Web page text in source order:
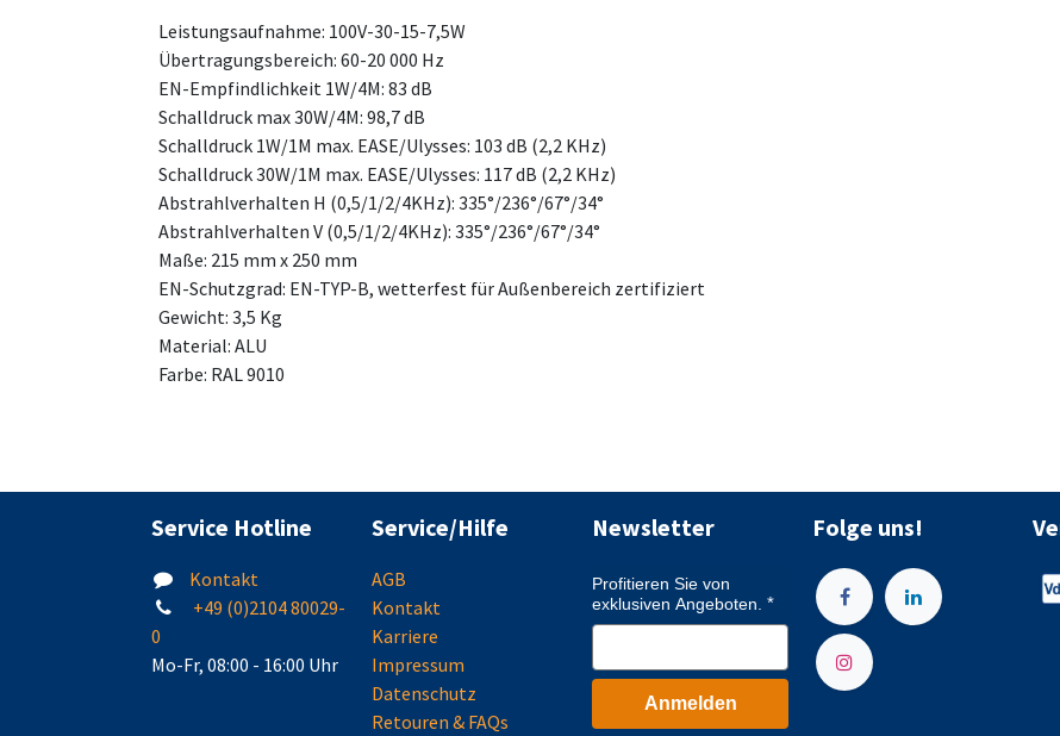
Leistungsaufnahme: 100V-30-15-7,5W
Übertragungsbereich: 60-20 000 Hz
EN-Empfindlichkeit 1W/4M: 83 dB
Schalldruck max 30W/4M: 98,7 dB
Schalldruck 1W/1M max. EASE/Ulysses: 103 dB (2,2 KHz)
Schalldruck 30W/1M max. EASE/Ulysses: 117 dB (2,2 KHz)
Abstrahlverhalten H (0,5/1/2/4KHz): 335°/236°/67°/34°
Abstrahlverhalten V (0,5/1/2/4KHz): 335°/236°/67°/34°
Maße: 215 mm x 250 mm
EN-Schutzgrad: EN-TYP-B, wetterfest für Außenbereich zertifiziert
Gewicht: 3,5 Kg
Material: ALU
Farbe: RAL 9010
Service Hotline
Kontakt
+49 (0)2104 80029-
0
Mo-Fr, 08:00 - 16:00 Uhr
Service/Hilfe
AGB
Kontakt
Karriere
Impressum
Datenschutz
Retouren & FAQs
Newsletter
Profitieren Sie von
exklusiven Angeboten.
Anmelden
Folge uns!